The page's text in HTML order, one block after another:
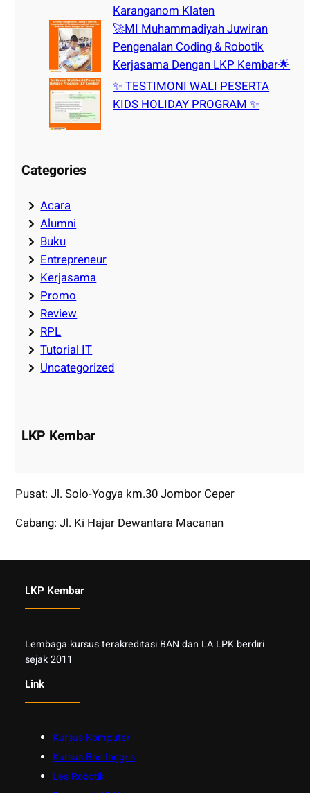
Karanganom Klaten
🚀MI Muhammadiyah Juwiran
Pengenalan Coding & Robotik
Kerjasama Dengan LKP Kembar🌟
✨ TESTIMONI WALI PESERTA
KIDS HOLIDAY PROGRAM ✨
Categories
Acara
Alumni
Buku
Entrepreneur
Kerjasama
Promo
Review
RPL
Tutorial IT
Uncategorized
LKP Kembar
Pusat: Jl. Solo-Yogya km.30 Jombor Ceper
Cabang: Jl. Ki Hajar Dewantara Macanan
LKP Kembar
Lembaga kursus terakreditasi BAN dan LA LPK berdiri
sejak 2011
Link
Kursus Komputer
Kursus Bhs Inggris
Les Robotik